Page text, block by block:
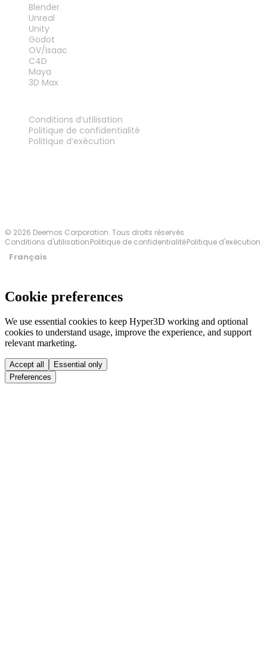
Blender
Unreal
Unity
Godot
OV/Isaac
C4D
Maya
3D Max
Conditions d’utilisation
Politique de confidentialité
Politique d’exécution
Contactez-nous
© 2026 Deemos Corporation. Tous droits réservés
Conditions d'utilisationPolitique de confidentialitéPolitique d'exécution
Français
Cookie preferences
We use essential cookies to keep Hyper3D working and optional
cookies to understand usage, improve the experience, and support
relevant marketing.
Accept all
Essential only
Preferences